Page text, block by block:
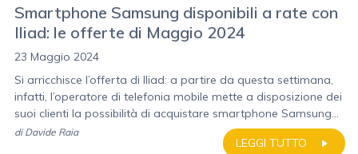
Smartphone Samsung disponibili a rate con
Iliad: le offerte di Maggio 2024
23 Maggio 2024
Si arricchisce l’offerta di Iliad: a partire da questa settimana,
infatti, l’operatore di telefonia mobile mette a disposizione dei
suoi clienti la possibilità di acquistare smartphone Samsung...
LEGGI TUTTO
di Davide Raia